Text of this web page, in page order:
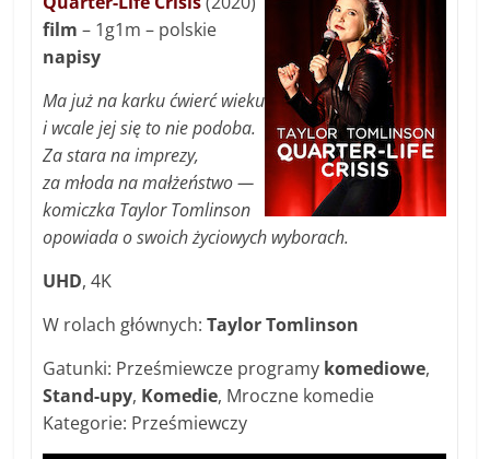
film – 1g1m – polskie
napisy
Ma już na karku ćwierć wieku
i wcale jej się to nie podoba.
Za stara na imprezy,
za młoda na małżeństwo —
komiczka Taylor Tomlinson
opowiada o swoich życiowych wyborach.
UHD, 4K
W rolach głównych:Taylor Tomlinson
Gatunki: Prześmiewcze programy komediowe,
Stand-upy, Komedie, Mroczne komedie
Kategorie: Prześmiewczy